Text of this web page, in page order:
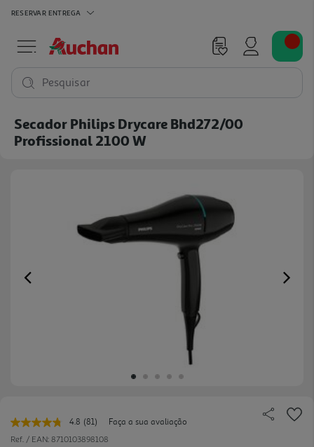
RESERVAR ENTREGA
Pesquisar
Secador Philips Drycare Bhd272/00
Profissional 2100 W
Previous
4.8 Leu
81
(81)
Faça a sua avaliação
Ref. / EAN: 8710103898108